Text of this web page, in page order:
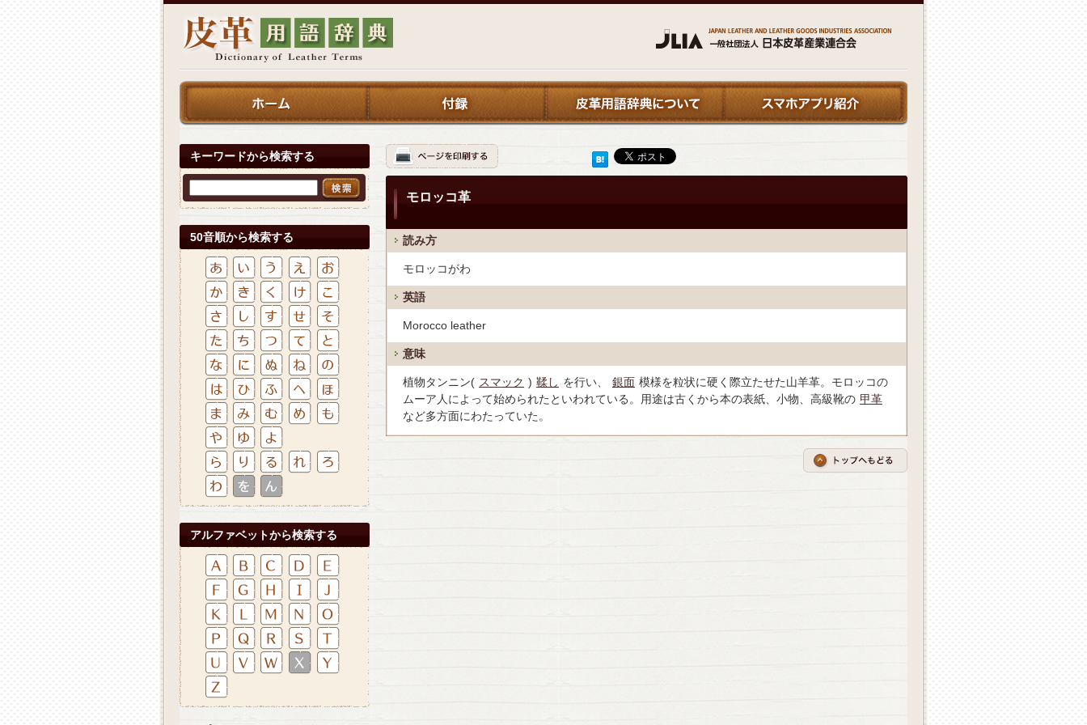
キーワードから検索する
50音順から検索する
アルファベットから検索する
モロッコ革
読み方
モロッコがわ
英語
Morocco leather
意味
植物タンニン( スマック ) 鞣し を行い、 銀面 模様を粒状に硬く際立たせた山羊革。モロッコの
ムーア人によって始められたといわれている。用途は古くから本の表紙、小物、高級靴の 甲革
など多方面にわたっていた。